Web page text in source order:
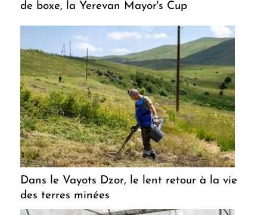
de boxe, la Yerevan Mayor's Cup
Dans le Vayots Dzor, le lent retour à la vie
des terres minées